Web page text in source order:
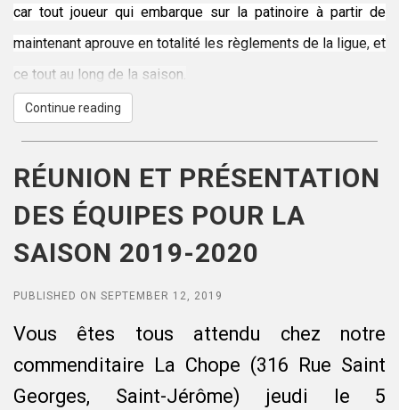
- Chaque personne entrant dans l’aréna
doit nettoyer ses mains à la station de
solution désinfectante hydro alcoolique;
- En tout temps, aucun accompagnateur
(parents ou amis) ne sera admis dans
l’aréna.
Le responsable des équipes et/ou ligues
doivent :
- Confirmer la présence des participants
avec un registre;
- Évaluer la condition physique;
- Appliquer de façon stricte l’exclusion
car tout joueur qui embarque sur la patinoire à partir de
maintenant aprouve en totalité les règlements de la ligue, et
ce tout au long de la saison.
N'oubliez pas le premier versement de $325. Les détails
de paiement vous ont été envoyé par message texte.
Merci à nos commanditaire:
La Chope, Construction Générations Leduc, La petite
lunetterie et Toitures PME.
Continue reading
RÉUNION ET PRÉSENTATION
DES ÉQUIPES POUR LA
SAISON 2019-2020
PUBLISHED ON SEPTEMBER 12, 2019
Vous êtes tous attendu chez notre
commenditaire La Chope (316 Rue Saint
Georges, Saint-Jérôme) jeudi le 5